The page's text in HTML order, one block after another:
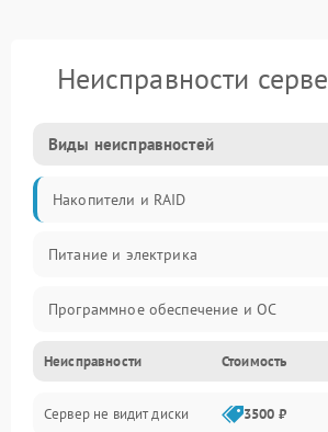
Неисправности
Виды неисправностей
Накопители и RAID
Питание и электрика
Программное обеспечение и ОС
Охлаждение и температура
Материнская плата и процессор
Неисправности Стоимость
Сервер не видит диски 3500 ₽